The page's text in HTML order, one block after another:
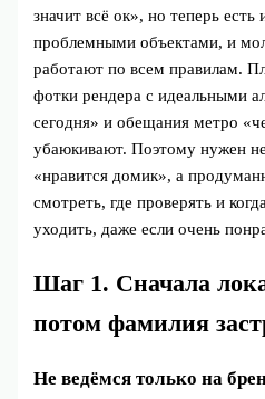
значит всё ок», но теперь
проблемными объектами, и
работают по всем правилам.
фотки рендера с идеальными
сегодня» и обещания метро
убаюкивают. Поэтому нужен
«нравится домик», а
смотреть, где проверять и
уходить, даже если очень
Шаг 1. Сначала
потом фамилия
Не ведёмся только на